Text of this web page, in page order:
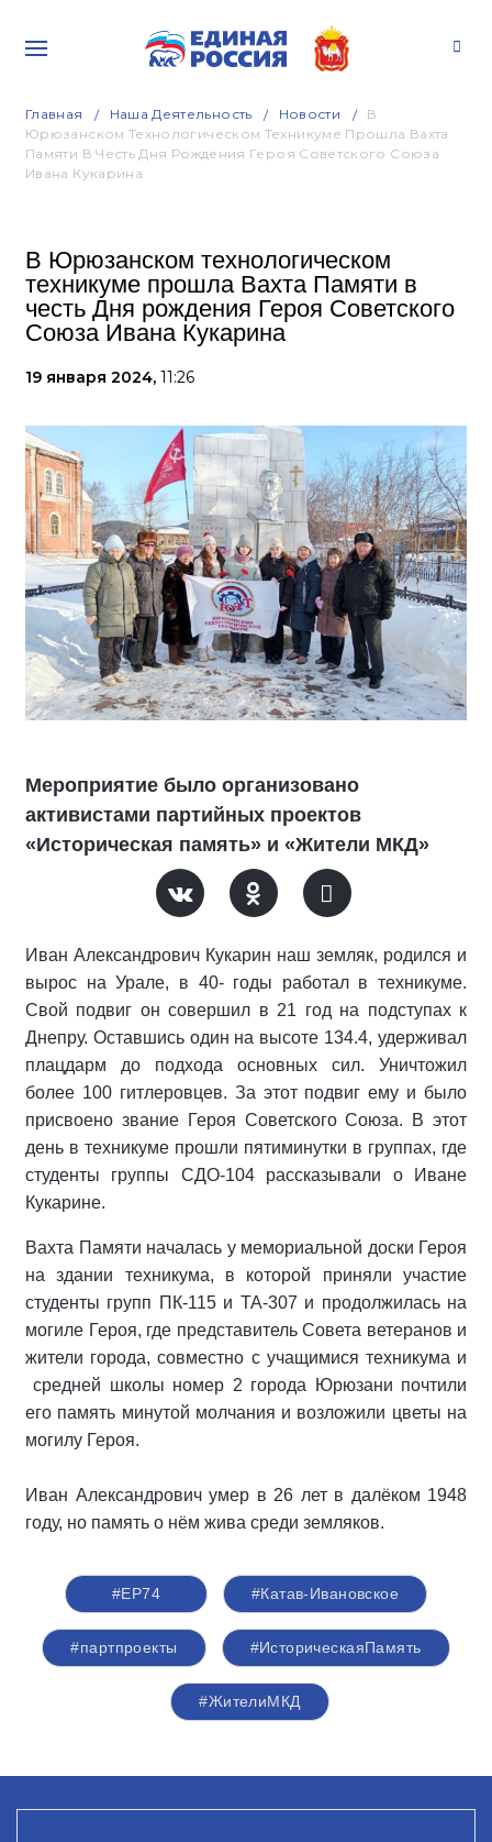
Главная Наша Деятельность Новости
В
Юрюзанском Технологическом Техникуме Прошла Вахта
Памяти В Честь Дня Рождения Героя Советского Союза
Ивана Кукарина
В Юрюзанском технологическом
техникуме прошла Вахта Памяти в
честь Дня рождения Героя Советского
Союза Ивана Кукарина
19 января 2024, 11:26
Мероприятие было организовано
активистами партийных проектов
«Историческая память» и «Жители МКД»
Иван Александрович Кукарин наш земляк, родился и
вырос на Урале, в 40- годы работал в техникуме.
Свой подвиг он совершил в 21 год на подступах к
Днепру. Оставшись один на высоте 134.4, удерживал
плацдарм до подхода основных сил. Уничтожил
более 100 гитлеровцев. За этот подвиг ему и было
присвоено звание Героя Советского Союза. В этот
день в техникуме прошли пятиминутки в группах, где
студенты группы СДО-104 рассказывали о Иване
Кукарине.
Вахта Памяти началась у мемориальной доски Героя
на здании техникума, в которой приняли участие
студенты групп ПК-115 и ТА-307 и продолжилась на
могиле Героя, где представитель Совета ветеранов и
жители города, совместно с учащимися техникума и
средней школы номер 2 города Юрюзани почтили
его память минутой молчания и возложили цветы на
могилу Героя.
Иван Александрович умер в 26 лет в далёком 1948
году, но память о нём жива среди земляков.
#ЕР74 #Катав-Ивановское
#партпроекты #ИсторическаяПамять
#ЖителиМКД